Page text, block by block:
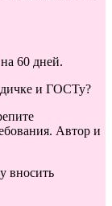
60 дней.
и ГОСТу?
Автор и
вносить